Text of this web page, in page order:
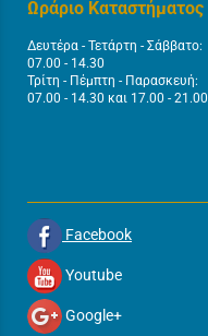
Ωράριο Καταστήματος
Δευτέρα - Τετάρτη - Σάββατο:
07.00 - 14.30
Τρίτη - Πέμπτη - Παρασκευή:
07.00 - 14.30 και 17.00 - 21.00
Facebook
Youtube
Google+